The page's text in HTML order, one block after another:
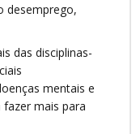
desemprego,
das disciplinas-
mentais e
mais para